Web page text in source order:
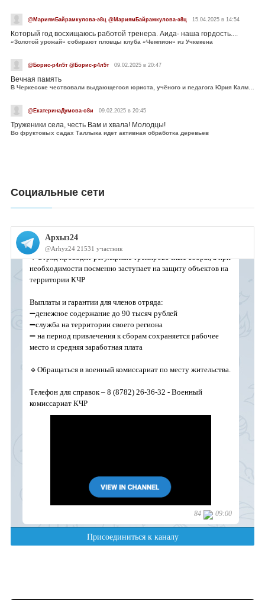
@МариямБайрамкулова-э8ц @МариямБайрамкулова-э8ц 15.04.2025 в 14:54
Который год восхищаюсь работой тренера. Аида- наша гордость....
«Золотой урожай» собирают пловцы клуба «Чемпион» из Учкекена
@Борис-р4л5т @Борис-р4л5т 09.02.2025 в 20:47
Вечная память
В Черкесске чествовали выдающегося юриста, учёного и педагога Юрия Калмыкова
@ЕкатеринаДумова-о8и 09.02.2025 в 20:45
Труженики села, честь Вам и хвала! Молодцы!
Во фруктовых садах Таллыка идет активная обработка деревьев
Социальные сети